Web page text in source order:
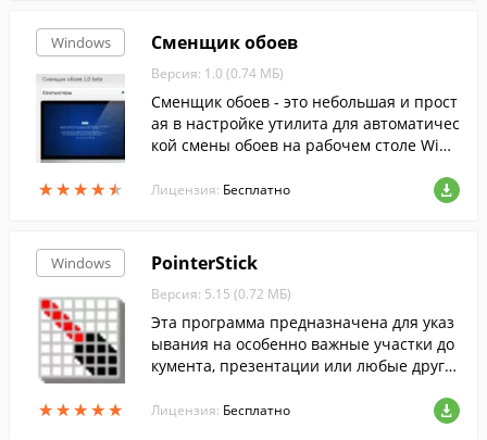
Windows
★★★★★
★★★★★
Сменщик обоев
Версия: 1.0 (0.74 МБ)
Сменщик обоев - это небольшая и прост
ая в настройке утилита для автоматичес
кой смены обоев на рабочем столе Wind
Лицензия: Бесплатно
Windows
★★★★★
★★★★★
PointerStick
Версия: 5.15 (0.72 МБ)
Эта программа предназначена для указ
ывания на особенно важные участки до
кумента, презентации или любые други
Лицензия: Бесплатно